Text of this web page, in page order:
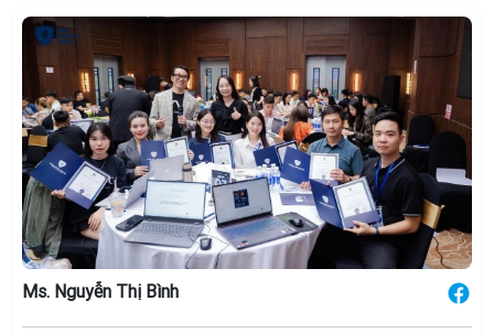
Ms. Nguyễn Thị Bình